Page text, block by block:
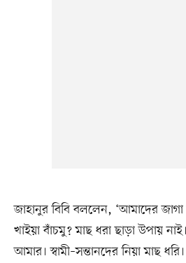
জাহানুর বিবি বললেন, ‘আমাদের
খাইয়া বাঁচমু? মাছ ধরা ছাড়া উপায়
আমার। স্বামী–সন্তানদের নিয়া মাছ